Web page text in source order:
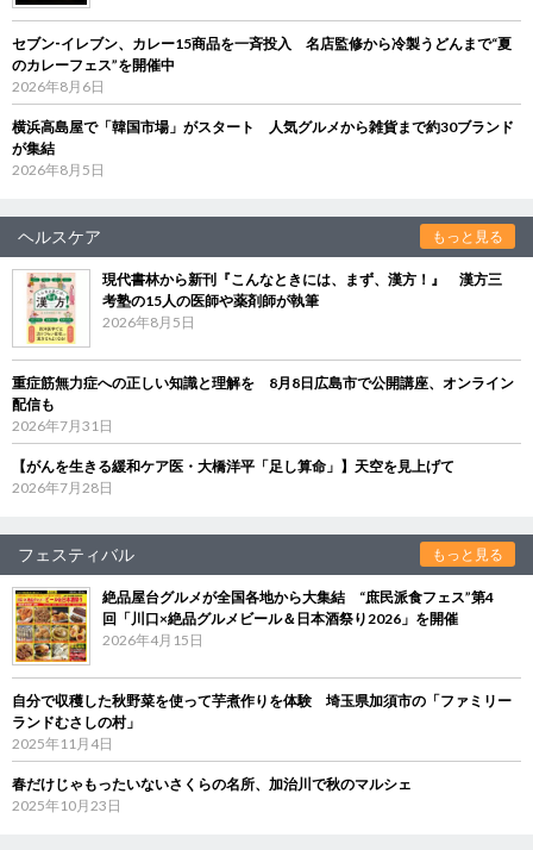
セブン‐イレブン、カレー15商品を一斉投入 名店監修から冷製うどんまで“夏
のカレーフェス”を開催中
2026年8月6日
横浜高島屋で「韓国市場」がスタート 人気グルメから雑貨まで約30ブランド
が集結
2026年8月5日
ヘルスケア もっと見る
現代書林から新刊『こんなときには、まず、漢方！』 漢方三
考塾の15人の医師や薬剤師が執筆
2026年8月5日
重症筋無力症への正しい知識と理解を 8月8日広島市で公開講座、オンライン
配信も
2026年7月31日
【がんを生きる緩和ケア医・大橋洋平「足し算命」】天空を見上げて
2026年7月28日
フェスティバル もっと見る
絶品屋台グルメが全国各地から大集結 “庶民派食フェス”第4
回「川口×絶品グルメビール＆日本酒祭り2026」を開催
2026年4月15日
自分で収穫した秋野菜を使って芋煮作りを体験 埼玉県加須市の「ファミリー
ランドむさしの村」
2025年11月4日
春だけじゃもったいないさくらの名所、加治川で秋のマルシェ
2025年10月23日